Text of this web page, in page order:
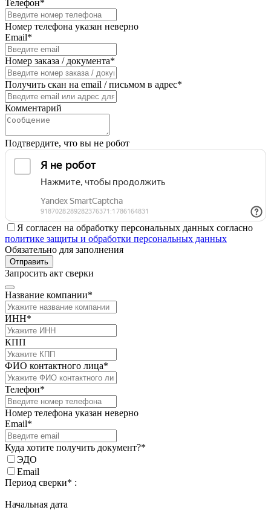
Телефон*
Номер телефона указан неверно
Email*
Номер заказа / документа*
Получить скан на email / письмом в адрес*
Комментарий
Подтвердите, что вы не робот
Я согласен на обработку персональных данных согласно
политике защиты и обработки персональных данных
Обязательно для заполнения
Отправить
Запросить акт сверки
Название компании*
ИНН*
КПП
ФИО контактного лица*
Телефон*
Номер телефона указан неверно
Email*
Куда хотите получить документ?*
ЭДО
Email
Период сверки* :
Начальная дата